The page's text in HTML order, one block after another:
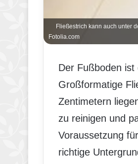
Fließestrich kann auch unter
Fotolia.com
Der Fußboden ist
Großformatige
Zentimetern
zu reinigen und
Voraussetzung
richtige